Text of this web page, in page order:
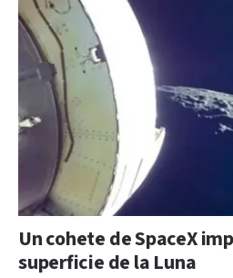
Un cohete de SpaceX
superficie de la Luna